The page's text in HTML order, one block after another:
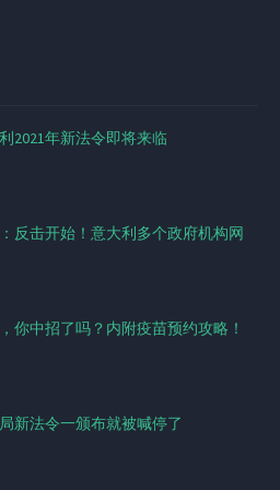
2021年新法令即将来临
反击开始！意大利多个政府机构网
你中招了吗？内附疫苗预约攻略！
新法令一颁布就被喊停了